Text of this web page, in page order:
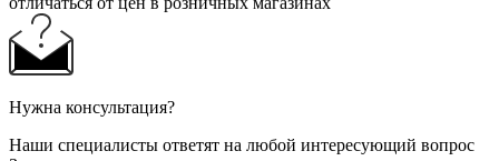
Нужна консультация?
Наши специалисты ответят на любой интересующий вопрос